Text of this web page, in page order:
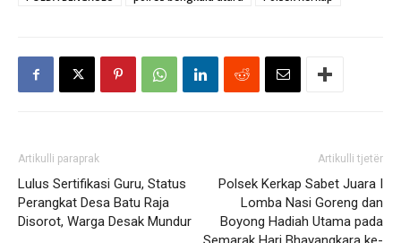
Artikulli paraprak
Lulus Sertifikasi Guru, Status
Perangkat Desa Batu Raja
Disorot, Warga Desak Mundur
Artikulli tjetër
Polsek Kerkap Sabet Juara I
Lomba Nasi Goreng dan
Boyong Hadiah Utama pada